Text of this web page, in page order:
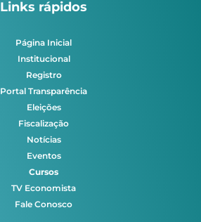
Links rápidos
Página Inicial
Institucional
Registro
Portal Transparência
Eleições
Fiscalização
Notícias
Eventos
Cursos
TV Economista
Fale Conosco